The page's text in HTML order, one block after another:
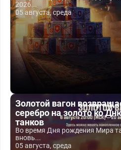
2026...
05 августа, среда
Золотой вагон
серебро на золото ко
танков
Во время Дня рождения Мира
вновь...
05 августа, среда